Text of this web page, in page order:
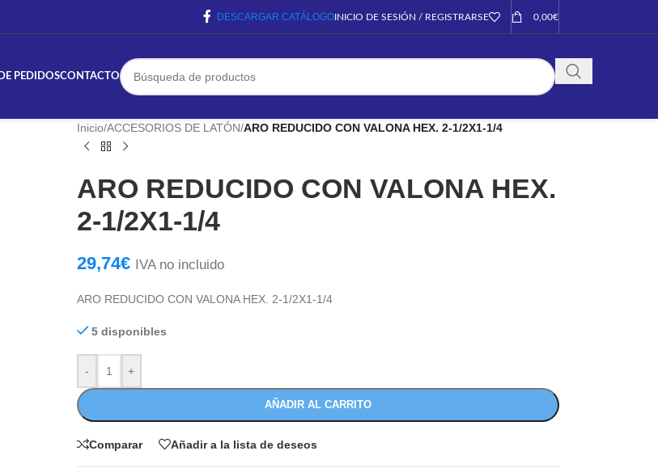
DESCARGAR CATÁLOGOINICIO DE SESIÓN / REGISTRARSE 0,00€
PEDIDOSCONTACTO
Inicio/ACCESORIOS DE LATÓN/ARO REDUCIDO CON VALONA HEX. 2-1/2X1-1/4
ARO REDUCIDO CON VALONA HEX.
2-1/2X1-1/4
29,74€ IVA no incluido
ARO REDUCIDO CON VALONA HEX. 2-1/2X1-1/4
5 disponibles
- +
AÑADIR AL CARRITO
Comparar Añadir a la lista de deseos